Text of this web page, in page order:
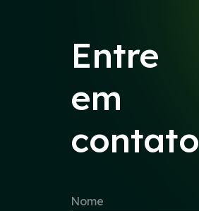
Entre
em
contato